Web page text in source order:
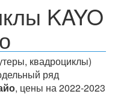
KAYO
квадроциклы)
ряд
, цены на 2022-2023